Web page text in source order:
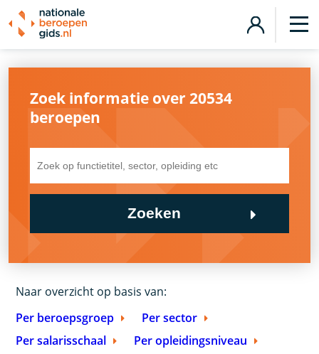
Zoek informatie over 20534
beroepen
Zoeken
Naar overzicht op basis van:
Per beroepsgroep
Per sector
Per salarisschaal
Per opleidingsniveau